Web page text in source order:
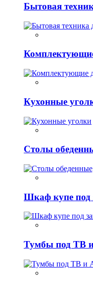
Бытовая
Кухонные
Столы
Шкаф купе под
Тумбы под ТВ и